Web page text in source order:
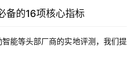
备的16项核心指标
能等头部厂商的实地评测，我们提